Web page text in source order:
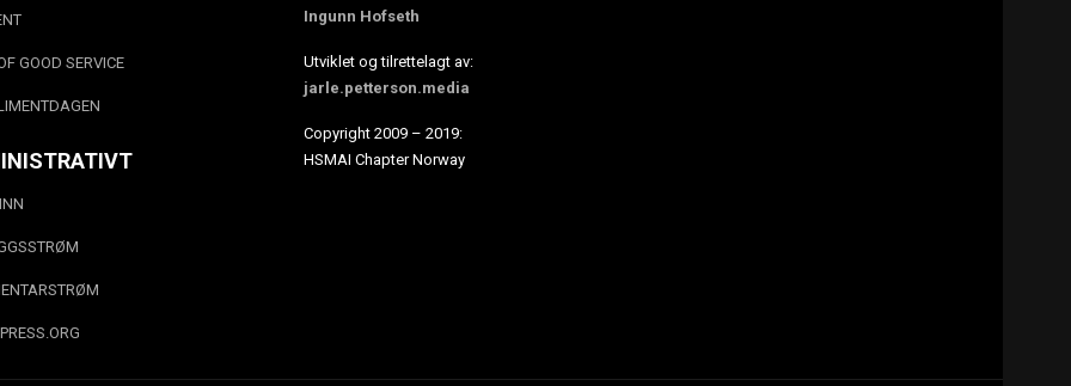
GOOD SERVICE
Ingunn Hofseth
Utviklet og tilrettelagt av:
jarle.petterson.media
Copyright 2009 – 2019:
HSMAI Chapter Norway